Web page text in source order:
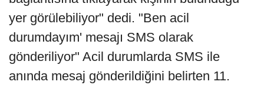
yer görülebiliyor" dedi. "Ben acil
durumdayım' mesajı SMS olarak
gönderiliyor" Acil durumlarda SMS ile
anında mesaj gönderildiğini belirten 11.